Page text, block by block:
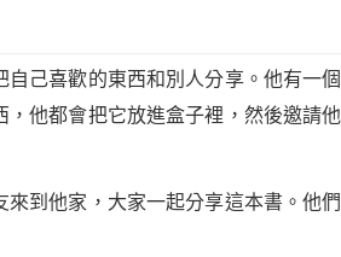
己喜歡的東西和別人分享。他有一個
他都會把它放進盒子裡，然後邀請他
到他家，大家一起分享這本書。他們